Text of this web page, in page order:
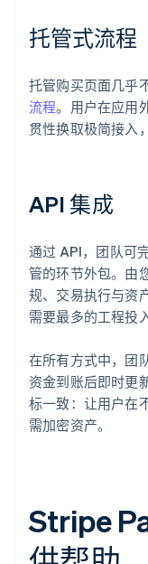
托管式流程
托管购买页面几乎
流程。用户在应用
贯性换取极简接入
API 集成
通过 API，团队可
管的环节外包。由
规、交易执行与资
需要最多的工程投
在所有方式中，团
资金到账后即时更
标一致：让用户在
需加密资产。
Stripe